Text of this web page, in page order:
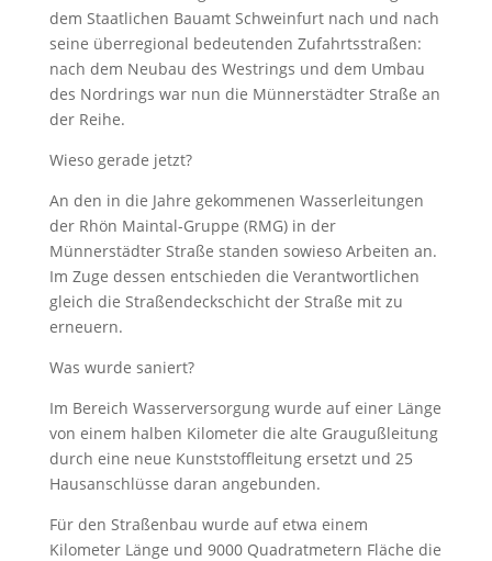
dem Staatlichen Bauamt Schweinfurt nach und nach
seine überregional bedeutenden Zufahrtsstraßen:
nach dem Neubau des Westrings und dem Umbau
des Nordrings war nun die Münnerstädter Straße an
der Reihe.
Wieso gerade jetzt?
An den in die Jahre gekommenen Wasserleitungen
der Rhön Maintal-Gruppe (RMG) in der
Münnerstädter Straße standen sowieso Arbeiten an.
Im Zuge dessen entschieden die Verantwortlichen
gleich die Straßendeckschicht der Straße mit zu
erneuern.
Was wurde saniert?
Im Bereich Wasserversorgung wurde auf einer Länge
von einem halben Kilometer die alte Graugußleitung
durch eine neue Kunststoffleitung ersetzt und 25
Hausanschlüsse daran angebunden.
Für den Straßenbau wurde auf etwa einem
Kilometer Länge und 9000 Quadratmetern Fläche die